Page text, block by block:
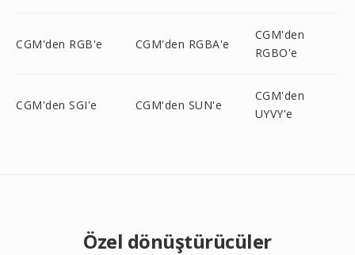
CGM'den RGB'e CGM'den RGBA'e
CGM'den
RGBO'e
CGM'den SGI'e CGM'den SUN'e
CGM'den
UYVY'e
Özel dönüştürücüler